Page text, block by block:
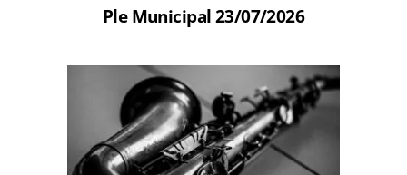
Ple Municipal 23/07/2026